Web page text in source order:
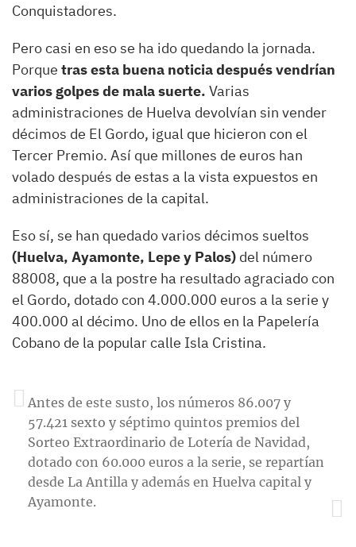
Conquistadores.
Pero casi en eso se ha ido quedando la jornada.
Porque tras esta buena noticia después vendrían
varios golpes de mala suerte. Varias
administraciones de Huelva devolvían sin vender
décimos de El Gordo, igual que hicieron con el
Tercer Premio. Así que millones de euros han
volado después de estas a la vista expuestos en
administraciones de la capital.
Eso sí, se han quedado varios décimos sueltos
(Huelva, Ayamonte, Lepe y Palos) del número
88008, que a la postre ha resultado agraciado con
el Gordo, dotado con 4.000.000 euros a la serie y
400.000 al décimo. Uno de ellos en la Papelería
Cobano de la popular calle Isla Cristina.
Antes de este susto, los números 86.007 y
57.421 sexto y séptimo quintos premios del
Sorteo Extraordinario de Lotería de Navidad,
dotado con 60.000 euros a la serie, se repartían
desde La Antilla y además en Huelva capital y
Ayamonte.